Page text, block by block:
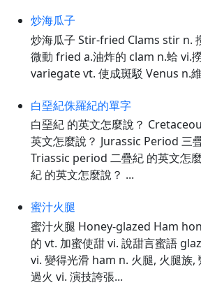
炒海瓜子
炒海瓜子 Stir-fried Clams stir n.
微動 fried a.油炸的 clam n.蛤 vi.
variegate vt. 使成斑駁 Venus n.
白堊紀侏羅紀的單字
白堊紀 的英文怎麼說？
英文怎麼說？ Jurassic Period 三
Triassic period 二疊紀 的英文怎
紀 的英文怎麼說？ ...
蜜汁火腿
蜜汁火腿 Honey-glazed Ham
的 vt. 加蜜使甜 vi. 說甜言蜜語
vi. 變得光滑 ham n. 火腿, 火腿族
過火 vi. 演技誇張...